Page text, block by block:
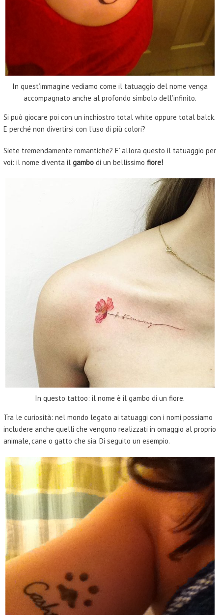
In quest’immagine vediamo come il tatuaggio del nome venga
accompagnato anche al profondo simbolo dell’infinito.
Si può giocare poi con un inchiostro total white oppure total balck.
E perché non divertirsi con l’uso di più colori?
Siete tremendamente romantiche? E’ allora questo il tatuaggio per
voi: il nome diventa il gambo di un bellissimo fiore!
In questo tattoo: il nome è il gambo di un fiore.
Tra le curiosità: nel mondo legato ai tatuaggi con i nomi possiamo
includere anche quelli che vengono realizzati in omaggio al proprio
animale, cane o gatto che sia. Di seguito un esempio.